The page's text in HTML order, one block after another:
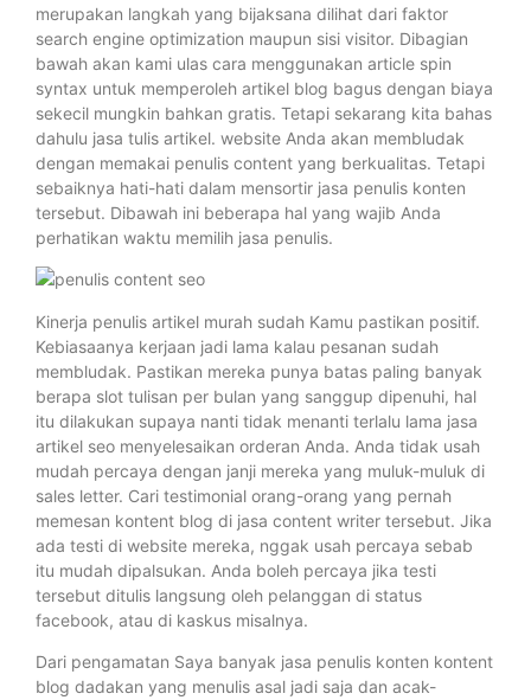
merupakan langkah yang bijaksana dilihat dari faktor
search engine optimization maupun sisi visitor. Dibagian
bawah akan kami ulas cara menggunakan article spin
syntax untuk memperoleh artikel blog bagus dengan biaya
sekecil mungkin bahkan gratis. Tetapi sekarang kita bahas
dahulu jasa tulis artikel. website Anda akan membludak
dengan memakai penulis content yang berkualitas. Tetapi
sebaiknya hati-hati dalam mensortir jasa penulis konten
tersebut. Dibawah ini beberapa hal yang wajib Anda
perhatikan waktu memilih jasa penulis.
Kinerja penulis artikel murah sudah Kamu pastikan positif.
Kebiasaanya kerjaan jadi lama kalau pesanan sudah
membludak. Pastikan mereka punya batas paling banyak
berapa slot tulisan per bulan yang sanggup dipenuhi, hal
itu dilakukan supaya nanti tidak menanti terlalu lama jasa
artikel seo menyelesaikan orderan Anda. Anda tidak usah
mudah percaya dengan janji mereka yang muluk-muluk di
sales letter. Cari testimonial orang-orang yang pernah
memesan kontent blog di jasa content writer tersebut. Jika
ada testi di website mereka, nggak usah percaya sebab
itu mudah dipalsukan. Anda boleh percaya jika testi
tersebut ditulis langsung oleh pelanggan di status
facebook, atau di kaskus misalnya.
Dari pengamatan Saya banyak jasa penulis konten kontent
blog dadakan yang menulis asal jadi saja dan acak-